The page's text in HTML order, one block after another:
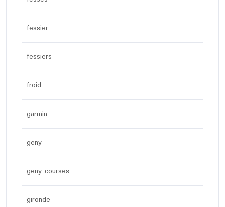
fessier
fessiers
froid
garmin
geny
geny courses
gironde